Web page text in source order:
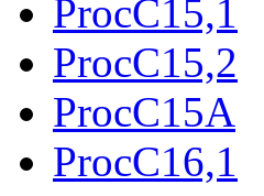
ProcC15,1
ProcC15,2
ProcC15A
ProcC16,1